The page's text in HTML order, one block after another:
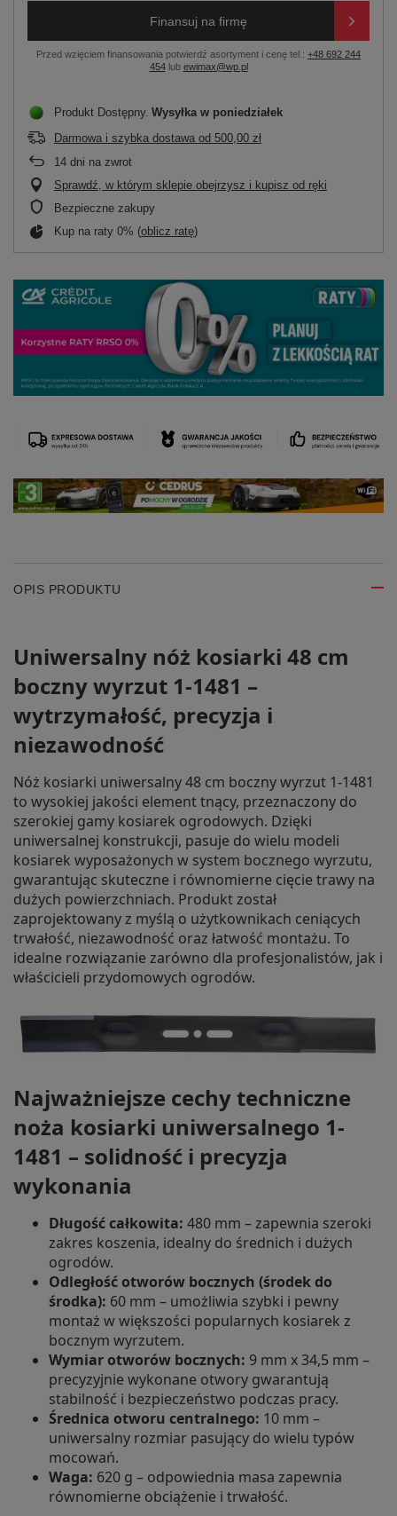
Finansuj na firmę
Przed wzięciem finansowania potwierdź asortyment i cenę tel.: +48 692 244
454lub ewimax@wp.pl
Produkt Dostępny Wysyłka w poniedziałek
Darmowa i szybka dostawa od 500,00 zł
14 dni na zwrot
Sprawdź, w którym sklepie obejrzysz i kupisz od ręki
Bezpieczne zakupy
Kup na raty 0% (oblicz ratę)
OPIS PRODUKTU
Uniwersalny nóż kosiarki 48 cm
boczny wyrzut 1-1481 –
wytrzymałość, precyzja i
niezawodność
Nóż kosiarki uniwersalny 48 cm boczny wyrzut 1-1481
to wysokiej jakości element tnący, przeznaczony do
szerokiej gamy kosiarek ogrodowych. Dzięki
uniwersalnej konstrukcji, pasuje do wielu modeli
kosiarek wyposażonych w system bocznego wyrzutu,
gwarantując skuteczne i równomierne cięcie trawy na
dużych powierzchniach. Produkt został
zaprojektowany z myślą o użytkownikach ceniących
trwałość, niezawodność oraz łatwość montażu. To
idealne rozwiązanie zarówno dla profesjonalistów, jak i
właścicieli przydomowych ogrodów.
Najważniejsze cechy techniczne
noża kosiarki uniwersalnego 1-
1481 – solidność i precyzja
wykonania
Długość całkowita: 480 mm – zapewnia szeroki
zakres koszenia, idealny do średnich i dużych
ogrodów.
Odległość otworów bocznych (środek do
środka): 60 mm – umożliwia szybki i pewny
montaż w większości popularnych kosiarek z
bocznym wyrzutem.
Wymiar otworów bocznych: 9 mm x 34,5 mm –
precyzyjnie wykonane otwory gwarantują
stabilność i bezpieczeństwo podczas pracy.
Średnica otworu centralnego: 10 mm –
uniwersalny rozmiar pasujący do wielu typów
mocowań.
Waga: 620 g – odpowiednia masa zapewnia
równomierne obciążenie i trwałość.